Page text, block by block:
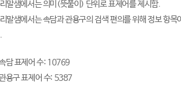
말샘에서는 의미(뜻풀이) 단위로 표제어를 제시함.
말샘에서는 속담과 관용구의 검색 편의를 위해 정보 항
담 표제어 수: 10769
용구 표제어 수: 5387